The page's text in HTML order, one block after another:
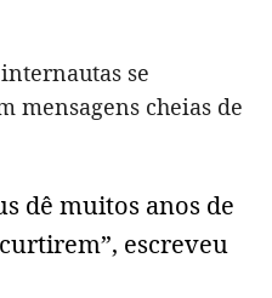
se
mensagens cheias de
dê muitos anos de
escreveu